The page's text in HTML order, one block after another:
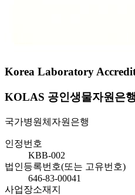
Korea Laboratory
KOLAS 공인생물자원은
국가병원체자원은행
인정번호
KBB-002
법인등록번호(또는 고유번호)
646-83-00041
사업장소재지